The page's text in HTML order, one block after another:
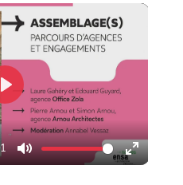
Mute
Enter
Play